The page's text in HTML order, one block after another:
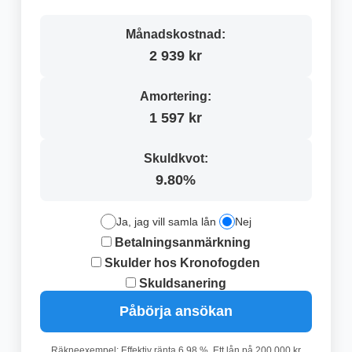
Månadskostnad:
2 939 kr
Amortering:
1 597 kr
Skuldkvot:
9.80%
Ja, jag vill samla lån Nej
Betalningsanmärkning
Skulder hos Kronofogden
Skuldsanering
Påbörja ansökan